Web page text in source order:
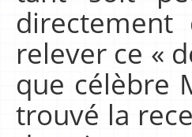
directement
relever ce «
que célèbre
trouvé la